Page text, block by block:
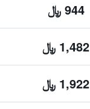
944 ﷼
1,482 ﷼
1,922 ﷼